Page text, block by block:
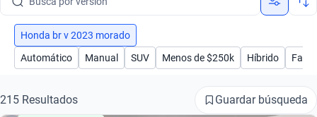
Busca por año
Busca por marca
Busca por modelo
Honda br v 2023 morado
Automático
Manual SUV Menos de $250k Híbrido
215 Resultados Guardar búsqueda